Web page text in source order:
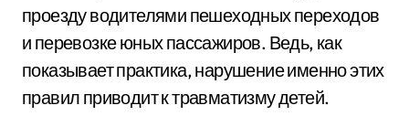
проезду водителями пешеходных переходов
и перевозке юных пассажиров. Ведь, как
показывает практика, нарушение именно этих
правил приводит к травматизму детей.